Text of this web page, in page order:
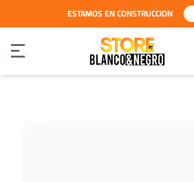
ESTAMOS EN CONSTRUCCION